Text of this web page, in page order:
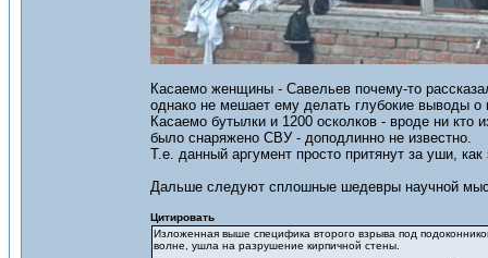
Касаемо женщины - Савельев почему-то
однако не мешает ему делать глубокие выводы о
Касаемо бутылки и 1200 осколков - вроде ни
было снаряжено СВУ - доподлинно не известно.
Т.е. данный аргумент просто притянут за уши,
Дальше следуют сплошные шедевры научной
Цитировать
Изложенная выше специфика второго взрыва под
волне, ушла на разрушение кирпичной стены.